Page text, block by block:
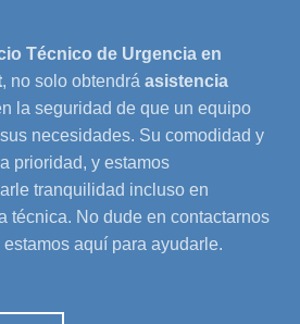
Técnico de Urgencia en
, no solo obtendrá asistencia
la seguridad de que un equipo
necesidades. Su comodidad y
prioridad, y estamos
tranquilidad incluso en
técnica. No dude en contactarnos
aquí para ayudarle.